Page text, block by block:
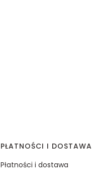
PŁATNOŚCI I DOSTAWA
Płatności i dostawa